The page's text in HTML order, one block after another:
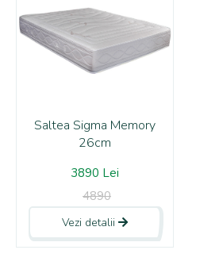
Saltea Sigma Memory
26cm
3890 Lei
4890
Vezi detalii